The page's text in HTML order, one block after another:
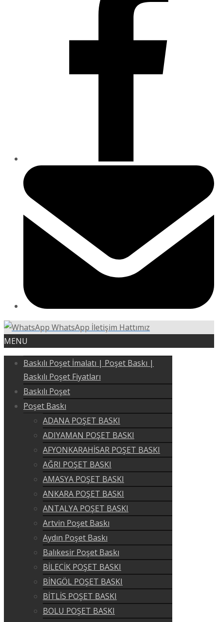
WhatsApp İletişim Hattımız
MENU
Baskılı Poşet İmalatı | Poşet Baskı |
Baskılı Poşet Fiyatları
Baskılı Poşet
Poşet Baskı
ADANA POŞET BASKI
ADIYAMAN POŞET BASKI
AFYONKARAHİSAR POŞET BASKI
AĞRI POŞET BASKI
AMASYA POŞET BASKI
ANKARA POŞET BASKI
ANTALYA POŞET BASKI
Artvin Poşet Baskı
Aydın Poşet Baskı
Balıkesir Poşet Baskı
BİLECİK POŞET BASKI
BİNGÖL POŞET BASKI
BİTLİS POŞET BASKI
BOLU POŞET BASKI